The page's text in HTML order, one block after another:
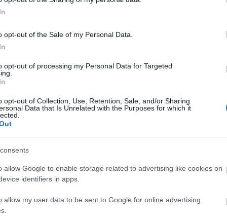
opt-out of the Sale of my Personal Data.
opt-out of processing my Personal Data for Targeted
opt-out of Collection, Use, Retention, Sale, and/or Sharing
Data that Is Unrelated with the Purposes for which it
allow Google to enable storage related to advertising like cookies on
identifiers in apps.
allow my user data to be sent to Google for online advertising
Καρυστία έχουν ήδη εγκατασταθεί
οικοσυστήματα και ζώνες Natura,
οι επεμβάσεις αυτές (διάνοιξη δρόμων,
επιφέρει, κατά την άποψη του Δήμου,
και των βιοτόπων.
εισάγει περιορισμούς σε ζώνες
«παράθυρα» για εγκαταστάσεις
και σε Σημαντικές Περιοχές για τα Πουλιά.
του όρους Όχη, όπου σε
ήδη αναπτυχθεί εκτεταμένες
προβλέπει απαγόρευση νέων αιολικών